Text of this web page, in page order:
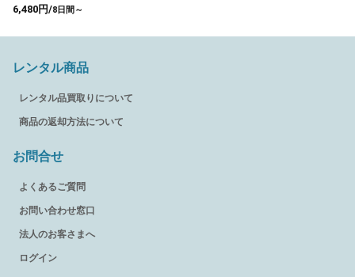
6,480円/8日間～
レンタル商品
レンタル品買取りについて
商品の返却方法について
お問合せ
よくあるご質問
お問い合わせ窓口
法人のお客さまへ
ログイン